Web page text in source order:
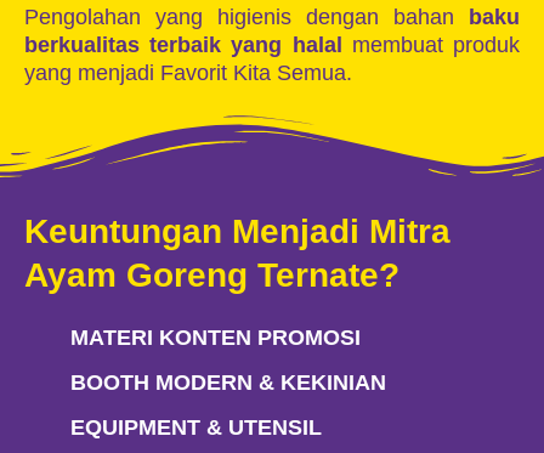
Pengolahan yang higienis dengan bahan
baku
berkualitas terbaik yang halal
membuat produk
yang menjadi Favorit Kita Semua.
Keuntungan Menjadi Mitra
Ayam Goreng Ternate?
MATERI KONTEN PROMOSI
BOOTH MODERN & KEKINIAN
EQUIPMENT & UTENSIL